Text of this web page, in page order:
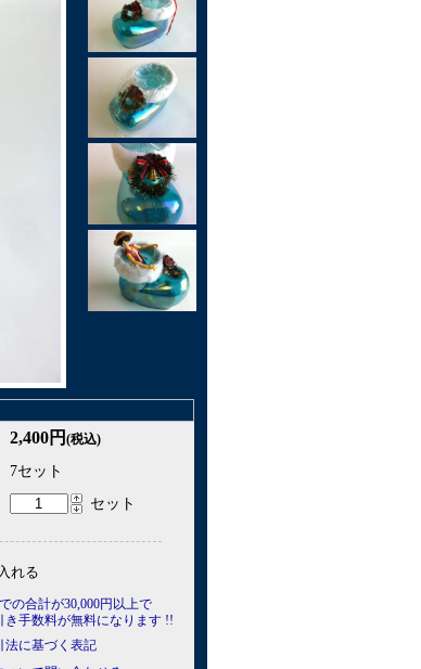
2,400円 (税込)
7セット
セット
の合計が30,000円以上で
き手数料が無料になります !!
法に基づく表記